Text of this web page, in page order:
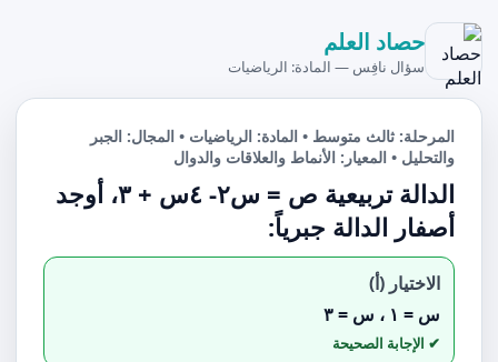
حصاد العلم
سؤال نافِس — المادة: الرياضيات
المرحلة: ثالث متوسط • المادة: الرياضيات • المجال: الجبر
والتحليل • المعيار: الأنماط والعلاقات والدوال
الدالة تربيعية ص = س٢- ٤س + ٣، أوجد
أصفار الدالة جبرياً:
الاختيار (أ)
س = ١ ، س = ٣